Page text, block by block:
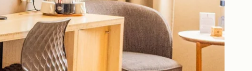
ADULTOS
CÓDIGO PROMOCIONAL